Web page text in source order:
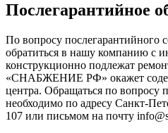
Послегарантийное
По вопросу послегарантийного
обратиться в нашу компанию с
конструкционно подлежат
«СНАБЖЕНИЕ РФ» окажет
центра. Обращаться по вопросу
необходимо по адресу Санкт-
107 или письмом на почту